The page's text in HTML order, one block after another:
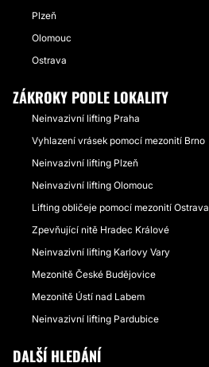
Plzeň
Olomouc
Ostrava
ZÁKROKY PODLE LOKALITY
Neinvazivní lifting Praha
Vyhlazení vrásek pomocí mezonití Brno
Neinvazivní lifting Plzeň
Neinvazivní lifting Olomouc
Lifting obličeje pomocí mezonití Ostrava
Zpevňující nitě Hradec Králové
Neinvazivní lifting Karlovy Vary
Mezonitě České Budějovice
Mezonitě Ústí nad Labem
Neinvazivní lifting Pardubice
DALŠÍ HLEDÁNÍ